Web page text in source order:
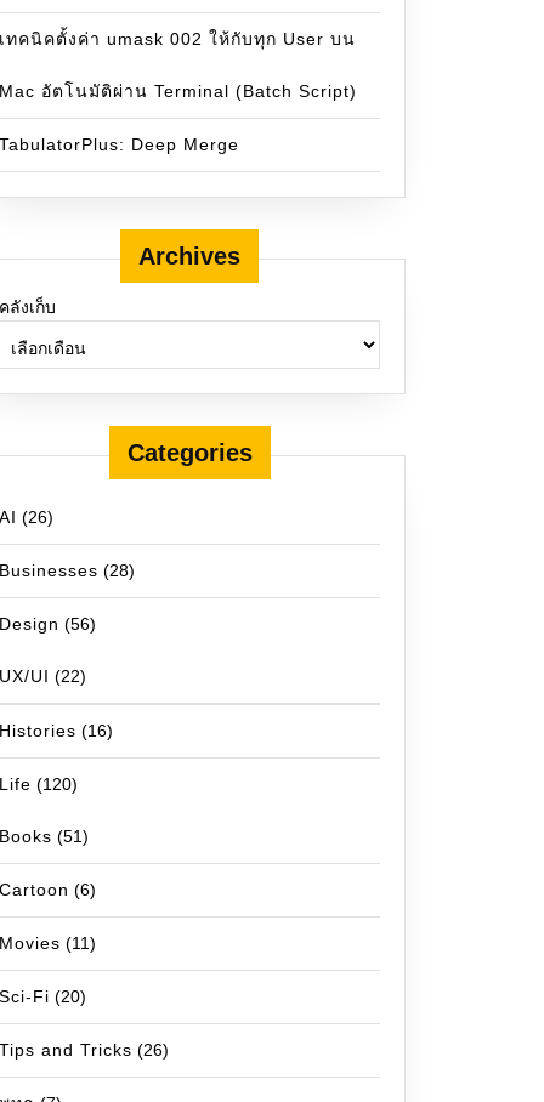
เทคนิคตั้งค่า umask 002 ให้กับทุก User บน
Mac อัตโนมัติผ่าน Terminal (Batch Script)
TabulatorPlus: Deep Merge
Archives
คลังเก็บ
Categories
AI (26)
Businesses (28)
Design (56)
UX/UI (22)
Histories (16)
Life (120)
Books (51)
Cartoon (6)
Movies (11)
Sci-Fi (20)
Tips and Tricks (26)